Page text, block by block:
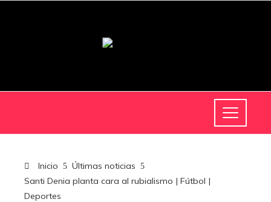
Inicio
Últimas noticias
Santi Denia planta cara al rubialismo | Fútbol |
Deportes